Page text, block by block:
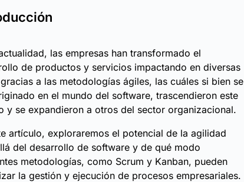
las empresas han transformado el
de productos y servicios impactando en diversas
a las metodologías ágiles, las cuáles si bien se
en el mundo del software, trascendieron este
y se expandieron a otros del sector organizacional.
artículo, exploraremos el potencial de la agilidad
del desarrollo de software y de qué modo
metodologías, como Scrum y Kanban, pueden
la gestión y ejecución de procesos empresariales.